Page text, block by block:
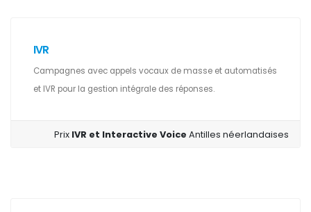
IVR
Campagnes avec appels vocaux de masse et automatisés
et IVR pour la gestion intégrale des réponses.
Prix IVR et Interactive VoiceAntilles néerlandaises